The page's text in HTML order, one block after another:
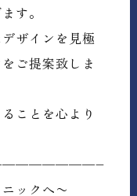
す。
ザインを見極
ご提案致しま
ことを心より
ックへ〜